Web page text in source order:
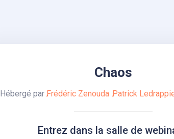
Chaos
Hébergé par Frédéric Zenouda Patrick
Entrez dans la salle de